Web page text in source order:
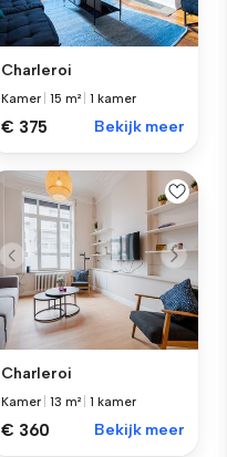
Charleroi
Kamer |15 m² |1 kamer
€ 375 Bekijk meer
Charleroi
Kamer |13 m² |1 kamer
€ 360 Bekijk meer